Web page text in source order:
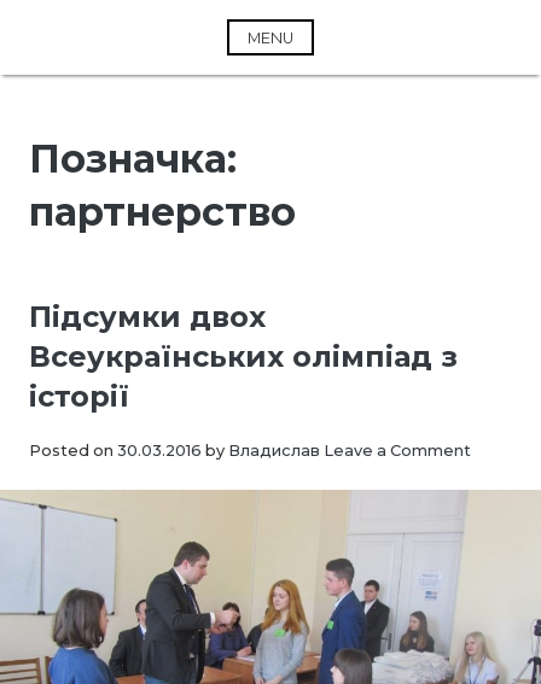
MENU
Позначка:
партнерство
Підсумки двох
Всеукраїнських олімпіад з
історії
Posted on 30.03.2016 by Владислав Leave a Comment
двох